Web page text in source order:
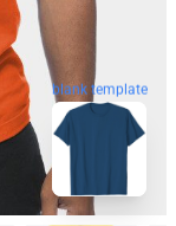
blank template